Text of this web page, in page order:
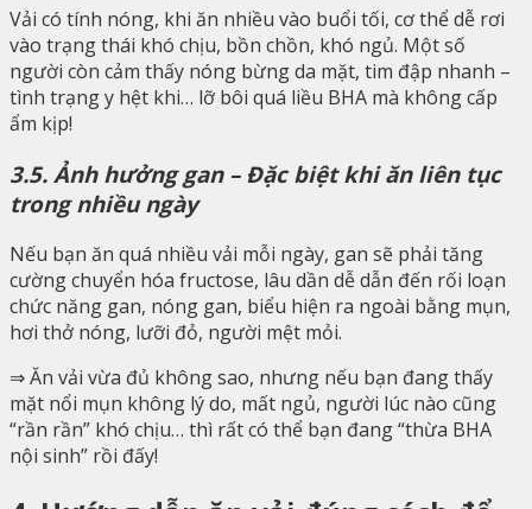
Vải có tính nóng, khi ăn nhiều vào buổi tối, cơ thể dễ rơi
vào trạng thái khó chịu, bồn chồn, khó ngủ. Một số
người còn cảm thấy nóng bừng da mặt, tim đập nhanh –
tình trạng y hệt khi… lỡ bôi quá liều BHA mà không cấp
ẩm kịp!
3.5. Ảnh hưởng gan – Đặc biệt khi ăn liên tục
trong nhiều ngày
Nếu bạn ăn quá nhiều vải mỗi ngày, gan sẽ phải tăng
cường chuyển hóa fructose, lâu dần dễ dẫn đến rối loạn
chức năng gan, nóng gan, biểu hiện ra ngoài bằng mụn,
hơi thở nóng, lưỡi đỏ, người mệt mỏi.
⇒ Ăn vải vừa đủ không sao, nhưng nếu bạn đang thấy
mặt nổi mụn không lý do, mất ngủ, người lúc nào cũng
“rần rần” khó chịu… thì rất có thể bạn đang “thừa BHA
nội sinh” rồi đấy!